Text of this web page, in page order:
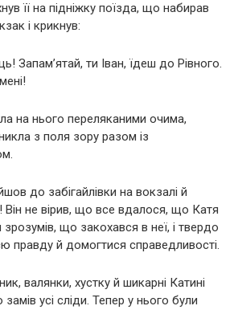
її на підніжку поїзда, що набирав
і крикнув:
Запам’ятай, ти Іван, їдеш до Рівного.
на нього переляканими очима,
з поля зору разом із
до забігайлівки на вокзалі й
Він не вірив, що все вдалося, що Катя
зрозумів, що закохався в неї, і твердо
правду й домогтися справедливості.
валянки, хустку й шикарні Катині
усі сліди. Тепер у нього були